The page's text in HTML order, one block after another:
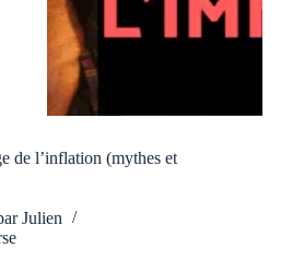
de l’inflation (mythes et
Julien